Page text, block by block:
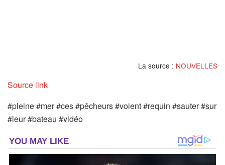
La source : NOUVELLES
Source link
#pleine #mer #ces #pêcheurs #voient #requin #sauter #sur
#leur #bateau #vidéo